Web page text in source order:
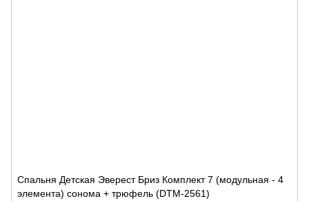
Спальня Детская Эверест Бриз Комплект 7 (модульная - 4
элемента) сонома + трюфель (DTM-2561)